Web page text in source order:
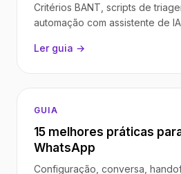
Critérios BANT, scripts de
automação com assistente de
Ler guia →
GUIA
15 melhores práticas
WhatsApp
Configuração, conversa,